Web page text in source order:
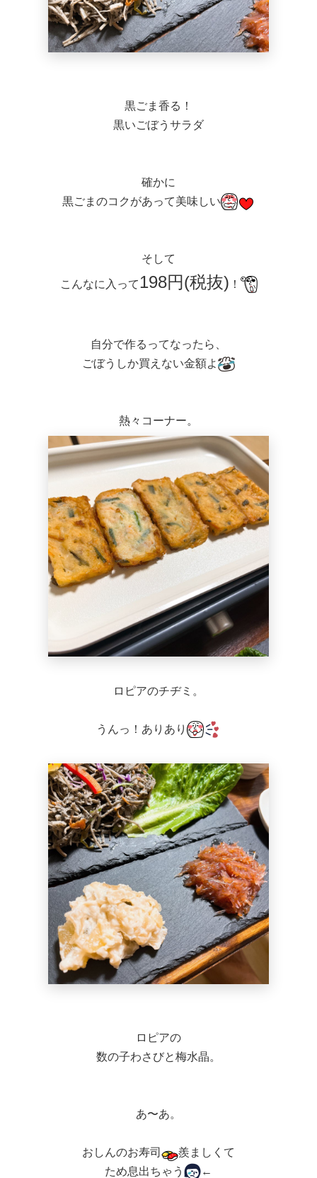
黒ごま香る！
黒いごぼうサラダ
確かに
黒ごまのコクがあって美味しい
そして
こんなに入って198円(税抜) ！
自分で作るってなったら、
ごぼうしか買えない金額よ
熱々コーナー。
ロピアのチヂミ。
うんっ！ありあり
ロピアの
数の子わさびと梅水晶。
あ〜あ。
おしんのお寿司
羨ましくて
ため息出ちゃう
←